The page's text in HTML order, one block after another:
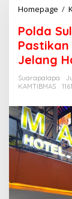
Homepage /
Polda
Jelang
Suarapalapa
KAMTIBMAS